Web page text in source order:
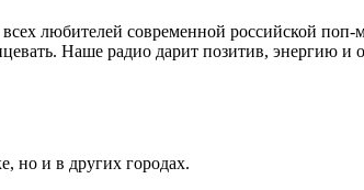
любителей современной российской
Наше радио дарит позитив, энергию
но и в других городах.